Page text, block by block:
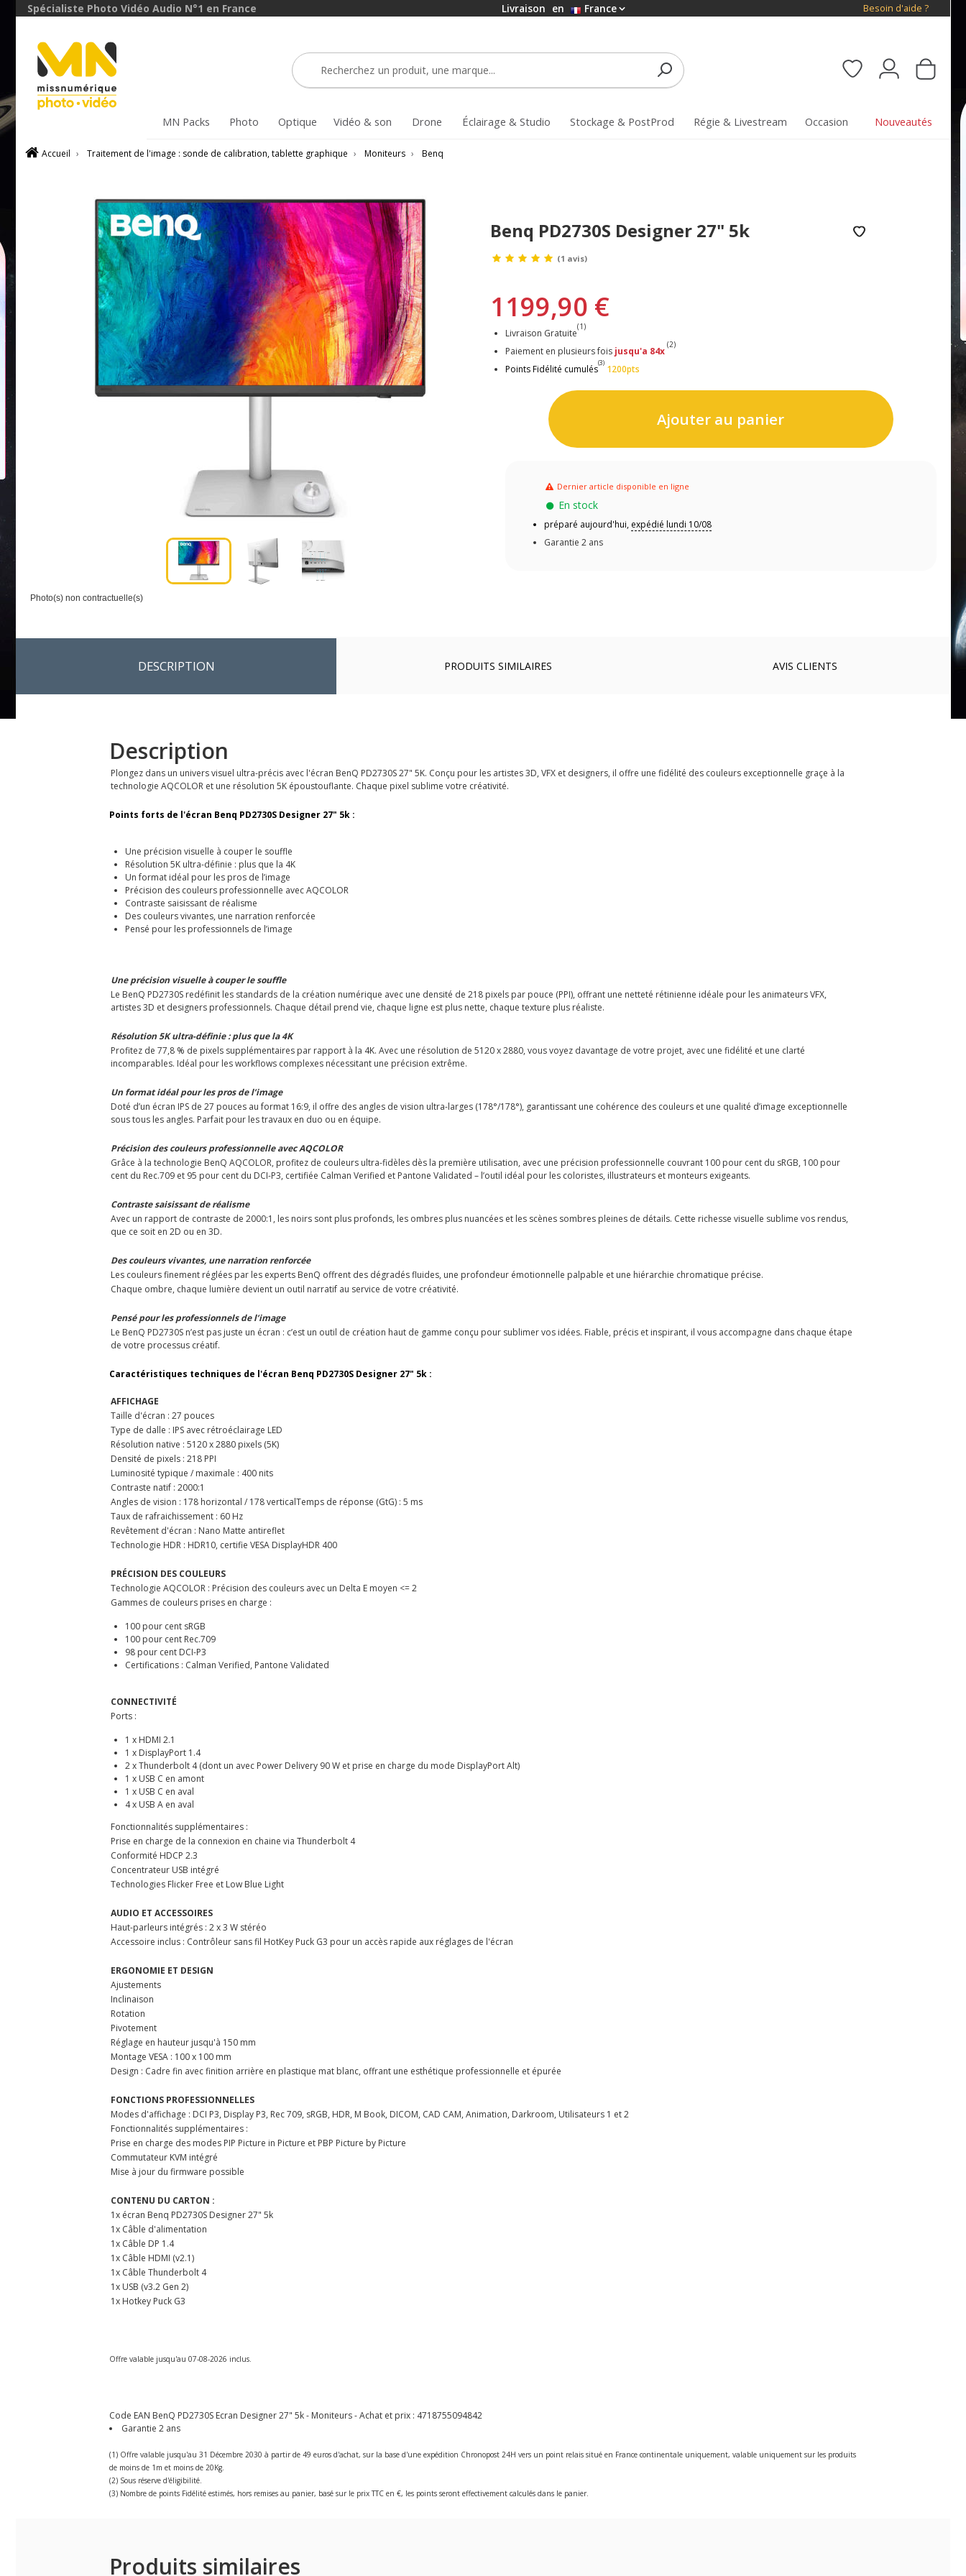
Spécialiste Photo Vidéo Audio N°1 en France Livraison en France Besoin d'aide ?
MN Packs Photo Optique Vidéo & son Drone Éclairage & Studio Stockage & PostProd Régie & Livestream Occasion Nouveautés
Accueil › Traitement de l'image : sonde de calibration, tablette graphique › Moniteurs › Benq
Photo(s) non contractuelle(s)
Benq PD2730S Designer 27" 5k
(1 avis)
1199,90 €
Livraison Gratuite
(1)
Paiement en plusieurs fois jusqu'a 84x
(2)
Points Fidélité cumulés
(3)
1200pts
Ajouter au panier
Dernier article disponible en ligne
En stock
préparé aujourd'hui, expédié lundi 10/08
Garantie 2 ans
DESCRIPTION PRODUITS SIMILAIRES AVIS CLIENTS
Description
Plongez dans un univers visuel ultra-précis avec l'écran BenQ PD2730S 27" 5K. Conçu pour les artistes 3D, VFX et designers, il offre une fidélité des couleurs exceptionnelle graçe à la
technologie AQCOLOR et une résolution 5K époustouflante. Chaque pixel sublime votre créativité.
Points forts de l'écran Benq PD2730S Designer 27" 5k :
Une précision visuelle à couper le souffle
Résolution 5K ultra-définie : plus que la 4K
Un format idéal pour les pros de l’image
Précision des couleurs professionnelle avec AQCOLOR
Contraste saisissant de réalisme
Des couleurs vivantes, une narration renforcée
Pensé pour les professionnels de l’image
Une précision visuelle à couper le souffle
Le BenQ PD2730S redéfinit les standards de la création numérique avec une densité de 218 pixels par pouce (PPI), offrant une netteté rétinienne idéale pour les animateurs VFX,
artistes 3D et designers professionnels. Chaque détail prend vie, chaque ligne est plus nette, chaque texture plus réaliste.
Résolution 5K ultra-définie : plus que la 4K
Profitez de 77,8 % de pixels supplémentaires par rapport à la 4K. Avec une résolution de 5120 x 2880, vous voyez davantage de votre projet, avec une fidélité et une clarté
incomparables. Idéal pour les workflows complexes nécessitant une précision extrême.
Un format idéal pour les pros de l’image
Doté d’un écran IPS de 27 pouces au format 16:9, il offre des angles de vision ultra-larges (178°/178°), garantissant une cohérence des couleurs et une qualité d’image exceptionnelle
sous tous les angles. Parfait pour les travaux en duo ou en équipe.
Précision des couleurs professionnelle avec AQCOLOR
Grâce à la technologie BenQ AQCOLOR, profitez de couleurs ultra-fidèles dès la première utilisation, avec une précision professionnelle couvrant 100 pour cent du sRGB, 100 pour
cent du Rec.709 et 95 pour cent du DCI-P3, certifiée Calman Verified et Pantone Validated – l’outil idéal pour les coloristes, illustrateurs et monteurs exigeants.
Contraste saisissant de réalisme
Avec un rapport de contraste de 2000:1, les noirs sont plus profonds, les ombres plus nuancées et les scènes sombres pleines de détails. Cette richesse visuelle sublime vos rendus,
que ce soit en 2D ou en 3D.
Des couleurs vivantes, une narration renforcée
Les couleurs finement réglées par les experts BenQ offrent des dégradés fluides, une profondeur émotionnelle palpable et une hiérarchie chromatique précise.
Chaque ombre, chaque lumière devient un outil narratif au service de votre créativité.
Pensé pour les professionnels de l’image
Le BenQ PD2730S n’est pas juste un écran : c’est un outil de création haut de gamme conçu pour sublimer vos idées. Fiable, précis et inspirant, il vous accompagne dans chaque étape
de votre processus créatif.
Caractéristiques techniques de l'écran Benq PD2730S Designer 27" 5k :
AFFICHAGE
Taille d'écran : 27 pouces
Type de dalle : IPS avec rétroéclairage LED
Résolution native : 5120 x 2880 pixels (5K)
Densité de pixels : 218 PPI
Luminosité typique / maximale : 400 nits
Contraste natif : 2000:1
Angles de vision : 178 horizontal / 178 verticalTemps de réponse (GtG) : 5 ms
Taux de rafraichissement : 60 Hz
Revêtement d'écran : Nano Matte antireflet
Technologie HDR : HDR10, certifie VESA DisplayHDR 400
PRÉCISION DES COULEURS
Technologie AQCOLOR : Précision des couleurs avec un Delta E moyen <= 2
Gammes de couleurs prises en charge :
100 pour cent sRGB
100 pour cent Rec.709
98 pour cent DCI-P3
Certifications : Calman Verified, Pantone Validated
CONNECTIVITÉ
Ports :
1 x HDMI 2.1
1 x DisplayPort 1.4
2 x Thunderbolt 4 (dont un avec Power Delivery 90 W et prise en charge du mode DisplayPort Alt)
1 x USB C en amont
1 x USB C en aval
4 x USB A en aval
Fonctionnalités supplémentaires :
Prise en charge de la connexion en chaine via Thunderbolt 4
Conformité HDCP 2.3
Concentrateur USB intégré
Technologies Flicker Free et Low Blue Light
AUDIO ET ACCESSOIRES
Haut-parleurs intégrés : 2 x 3 W stéréo
Accessoire inclus : Contrôleur sans fil HotKey Puck G3 pour un accès rapide aux réglages de l'écran
ERGONOMIE ET DESIGN
Ajustements
Inclinaison
Rotation
Pivotement
Réglage en hauteur jusqu'à 150 mm
Montage VESA : 100 x 100 mm
Design : Cadre fin avec finition arrière en plastique mat blanc, offrant une esthétique professionnelle et épurée
FONCTIONS PROFESSIONNELLES
Modes d'affichage : DCI P3, Display P3, Rec 709, sRGB, HDR, M Book, DICOM, CAD CAM, Animation, Darkroom, Utilisateurs 1 et 2
Fonctionnalités supplémentaires :
Prise en charge des modes PIP Picture in Picture et PBP Picture by Picture
Commutateur KVM intégré
Mise à jour du firmware possible
CONTENU DU CARTON :
1x écran Benq PD2730S Designer 27" 5k
1x Câble d'alimentation
1x Câble DP 1.4
1x Câble HDMI (v2.1)
1x Câble Thunderbolt 4
1x USB (v3.2 Gen 2)
1x Hotkey Puck G3
Offre valable jusqu'au 07-08-2026 inclus.
Code EAN BenQ PD2730S Ecran Designer 27" 5k - Moniteurs - Achat et prix : 4718755094842
Garantie 2 ans
(1) Offre valable jusqu'au 31 Décembre 2030 à partir de 49 euros d'achat, sur la base d'une expédition Chronopost 24H vers un point relais situé en France continentale uniquement, valable uniquement sur les produits
de moins de 1m et moins de 20Kg.
(2) Sous réserve d'éligibilité.
(3) Nombre de points Fidélité estimés, hors remises au panier, basé sur le prix TTC en €, les points seront effectivement calculés dans le panier.
Produits similaires